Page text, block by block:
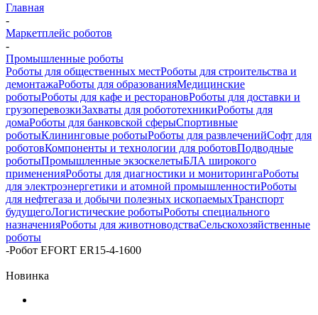
Главная
-
Маркетплейс роботов
-
Промышленные роботы
Роботы для общественных местРоботы для строительства и
демонтажаРоботы для образованияМедицинские
роботыРоботы для кафе и ресторановРоботы для доставки и
грузоперевозкиЗахваты для робототехникиРоботы для
домаРоботы для банковской сферыСпортивные
роботыКлининговые роботыРоботы для развлеченийСофт для
роботовКомпоненты и технологии для роботовПодводные
роботыПромышленные экзоскелетыБЛА широкого
примененияРоботы для диагностики и мониторингаРоботы
для электроэнергетики и атомной промышленностиРоботы
для нефтегаза и добычи полезных ископаемыхТранспорт
будущегоЛогистические роботыРоботы специального
назначенияРоботы для животноводстваСельскохозяйственные
роботы
-Робот EFORT ER15-4-1600
Новинка